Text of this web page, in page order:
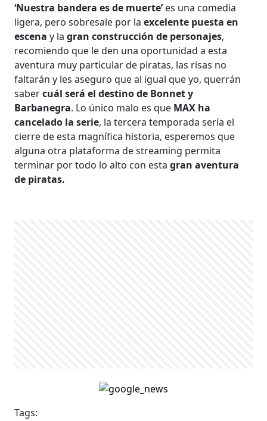
‘Nuestra bandera es de muerte’es una comedia
ligera, pero sobresale por laexcelente puesta en
escena y lagran construcción de personajes,
recomiendo que le den una oportunidad a esta
aventura muy particular de piratas, las risas no
faltarán y les aseguro que al igual que yo, querrán
sabercuál será el destino de Bonnet y
Barbanegra. Lo único malo es que MAX ha
cancelado la serie, la tercera temporada sería el
cierre de esta magnífica historia, esperemos que
alguna otra plataforma de streaming permita
terminar por todo lo alto con estagran aventura
de piratas.
Tags: